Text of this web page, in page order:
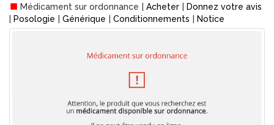
Médicament sur ordonnance Acheter
Donnez votre avis
Posologie Générique Conditionnements Notice